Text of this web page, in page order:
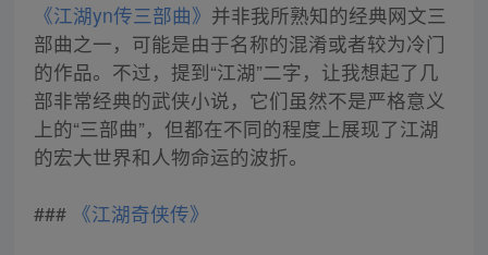
《江湖yn传三部曲》 并非我所熟知的经典网文三
部曲之一，可能是由于名称的混淆或者较为冷门
的作品。不过，提到“江湖”二字，让我想起了几
部非常经典的武侠小说，它们虽然不是严格意义
上的“三部曲”，但都在不同的程度上展现了江湖
的宏大世界和人物命运的波折。
### 《江湖奇侠传》